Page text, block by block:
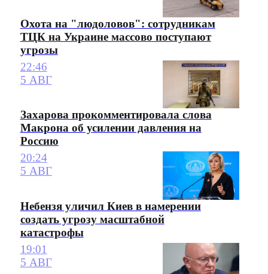
Охота на "людоловов": сотрудникам
ТЦК на Украине массово поступают
угрозы
22:46
5 АВГ
Захарова прокомментировала слова
Макрона об усилении давления на
Россию
20:24
5 АВГ
Небензя уличил Киев в намерении
создать угрозу масштабной
катастрофы
19:01
5 АВГ